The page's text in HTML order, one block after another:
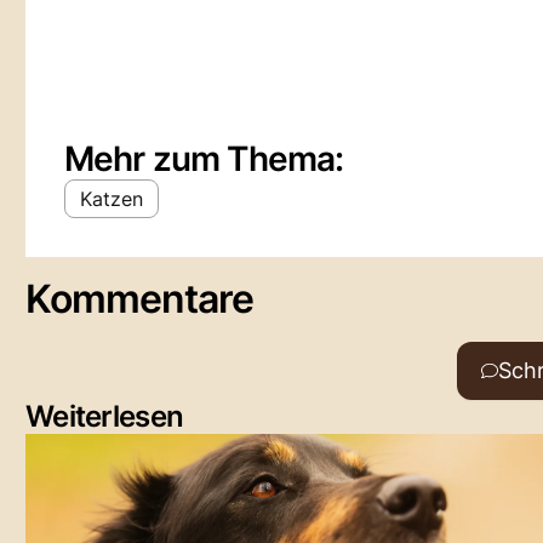
Mehr zum Thema:
Katzen
Kommentare
Weiterlesen